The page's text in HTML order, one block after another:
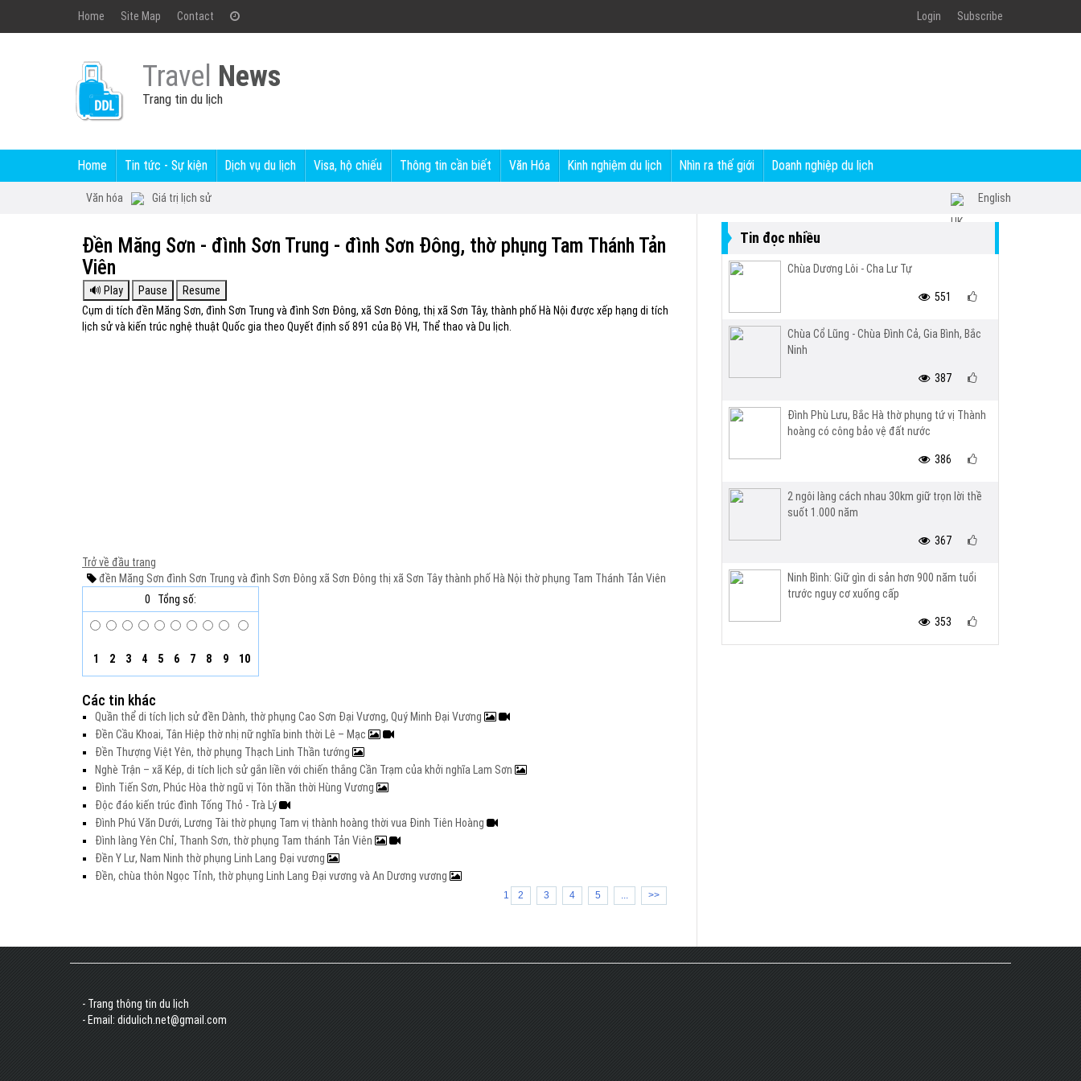
Home Site Map Contact Login Subscribe
Travel News
Trang tin du lịch
Home Tin tức - Sự kiện Dịch vụ du lịch Visa, hộ chiếu Thông tin cần biết Văn Hóa Kinh nghiệm du lịch Nhìn ra thế giới Doanh nghiệp du lịch
Văn hóa Giá trị lịch sử English
Đền Măng Sơn - đình Sơn Trung - đình Sơn Đông, thờ phụng Tam Thánh Tản
Viên
Cụm di tích đền Măng Sơn, đình Sơn Trung và đình Sơn Đông, xã Sơn Đông, thị xã Sơn Tây, thành phố Hà Nội được xếp hạng di tích
lịch sử và kiến trúc nghệ thuật Quốc gia theo Quyết định số 891 của Bộ VH, Thể thao và Du lịch.
Trở về đầu trang
đền Măng Sơn đình Sơn Trung và đình Sơn Đông xã Sơn Đông thị xã Sơn Tây thành phố Hà Nội thờ phụng Tam Thánh Tản Viên
0
Tổng số:
1 2 3 4 5 6 7 8 9 10
Các tin khác
Quần thể di tích lịch sử đền Dành, thờ phụng Cao Sơn Đại Vương, Quý Minh Đại Vương
Đền Cầu Khoai, Tân Hiệp thờ nhị nữ nghĩa binh thời Lê – Mạc
Đền Thượng Việt Yên, thờ phụng Thạch Linh Thần tướng
Nghè Trận – xã Kép, di tích lịch sử gắn liền với chiến thắng Cần Trạm của khởi nghĩa Lam Sơn
Đình Tiến Sơn, Phúc Hòa thờ ngũ vị Tôn thần thời Hùng Vương
Độc đáo kiến trúc đình Tống Thỏ - Trà Lý
Đình Phú Văn Dưới, Lương Tài thờ phụng Tam vị thành hoàng thời vua Đinh Tiên Hoàng
Đình làng Yên Chỉ, Thanh Sơn, thờ phụng Tam thánh Tản Viên
Đền Y Lư, Nam Ninh thờ phụng Linh Lang Đại vương
Đền, chùa thôn Ngọc Tỉnh, thờ phụng Linh Lang Đại vương và An Dương vương
1 2 3 4 5 ... >>
Tin đọc nhiều
Chùa Dương Lôi - Cha Lư Tự
551
Chùa Cổ Lũng - Chùa Đình Cả, Gia Bình, Bắc
Ninh
387
Đình Phù Lưu, Bắc Hà thờ phụng tứ vị Thành
hoàng có công bảo vệ đất nước
386
2 ngôi làng cách nhau 30km giữ trọn lời thề
suốt 1.000 năm
367
Ninh Bình: Giữ gìn di sản hơn 900 năm tuổi
trước nguy cơ xuống cấp
353
- Trang thông tin du lịch
- Email: didulich.net@gmail.com